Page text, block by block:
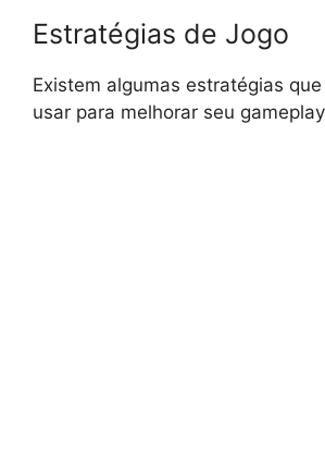
Estratégias de Jogo
Existem algumas estratégias
usar para melhorar seu